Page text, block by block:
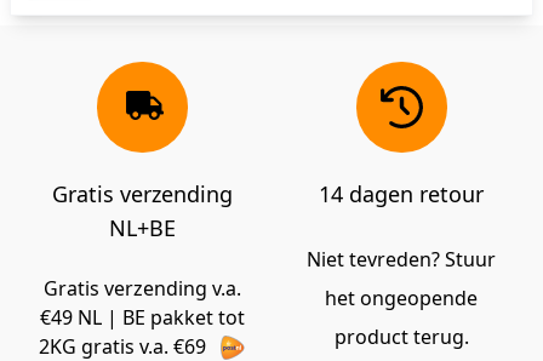
Gratis verzending
NL+BE
Gratis verzending v.a.
€49 NL | BE pakket tot
2KG gratis v.a. €69
14 dagen retour
Niet tevreden? Stuur
het ongeopende
product terug.